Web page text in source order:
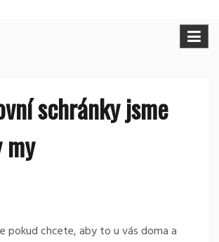
schránky jsme
my
pokud chcete, aby to u vás doma a